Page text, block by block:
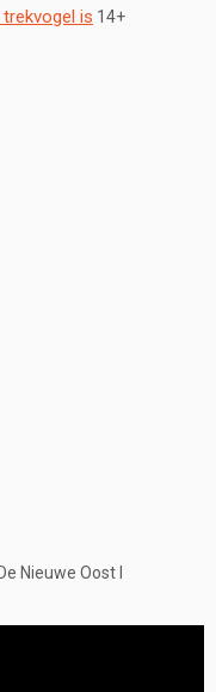
is 14+
Nieuwe Oost I